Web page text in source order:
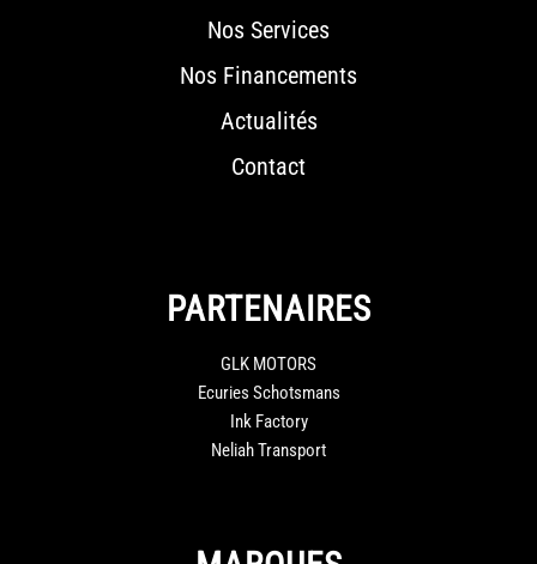
Nos Services
Nos Financements
Actualités
Contact
PARTENAIRES
GLK MOTORS
Ecuries Schotsmans
Ink Factory
Neliah Transport